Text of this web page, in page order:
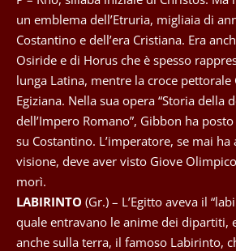
un emblema dell’Etruria, migliaia di
Costantino e dell’era Cristiana. Era
Osiride e di Horus che è spesso
lunga Latina, mentre la croce pettorale
Egiziana. Nella sua opera “Storia della
dell’Impero Romano”, Gibbon ha
su Costantino. L’imperatore, se mai
visione, deve aver visto Giove
morì.
LABIRINTO (Gr.) – L’Egitto aveva il
quale entravano le anime dei dipartiti,
anche sulla terra, il famoso Labirinto,